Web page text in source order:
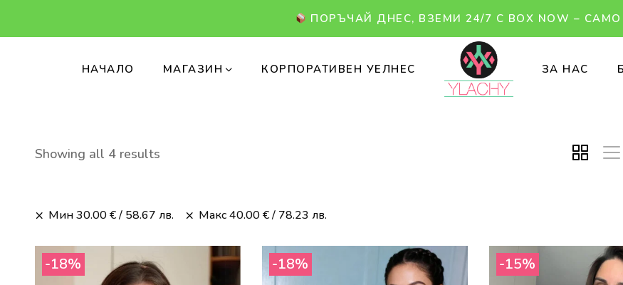
ПОРЪЧАЙ ДНЕС, ВЗЕМИ 24/7 С BOX NOW – САМО
НАЧАЛО МАГАЗИН КОРПОРАТИВЕН УЕЛНЕС ЗА НАС
Showing all 4 resultsSorted
high
low
Мин30.00€/ 58.67 лв. Макс40.00€/ 78.23 лв.
-18% -18% -15%